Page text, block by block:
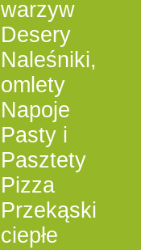
warzyw
Desery
Naleśniki,
omlety
Napoje
Pasty i
Pasztety
Pizza
Przekąski
ciepłe